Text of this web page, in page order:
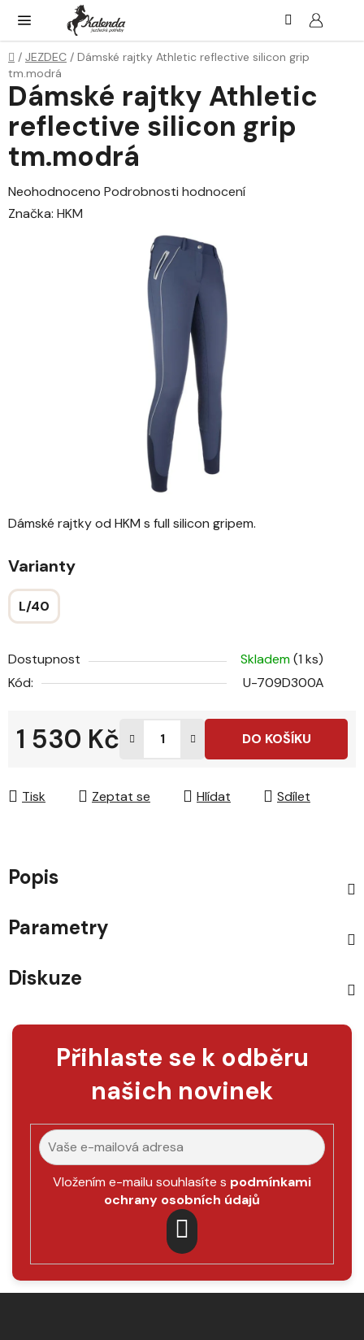
obsah
Domů
/ JEZDEC / Dámské rajtky Athletic reflective silicon grip
tm.modrá
Dámské rajtky od HKM s full silicon gripem.
Varianty
L/40
Dostupnost Skladem(1 ks)
Kód:
U-709D300A
1 530 Kč DO KOŠÍKU
Tisk Zeptat se Hlídat Sdílet
Dámské rajtky Athletic
reflective silicon grip
tm.modrá
Průměrné
hodnocení
Neohodnoceno Podrobnosti hodnocení
Značka: HKM
Popis
Parametry
Diskuze
Přihlaste se k odběru
našich novinek
Vložením e-mailu souhlasíte s podmínkami
ochrany osobních údajů
PŘIHLÁSIT
SE